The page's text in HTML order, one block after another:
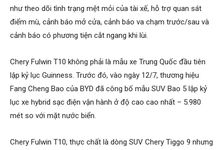
như theo dõi tình trạng mệt mỏi của tài xế, hỗ trợ quan sát
điểm mù, cảnh báo mở cửa, cảnh báo va chạm trước/sau và
cảnh báo có phương tiện cắt ngang khi lùi.
Chery Fulwin T10 không phải là mẫu xe Trung Quốc đầu tiên
lập kỷ lục Guinness. Trước đó, vào ngày 12/7, thương hiệu
Fang Cheng Bao của BYD đã công bố mẫu SUV Bao 5 lập kỷ
lục xe hybrid sạc điện vận hành ở độ cao cao nhất – 5.980
mét so với mặt nước biển.
Chery Fulwin T10, thực chất là dòng SUV Chery Tiggo 9 nhưng